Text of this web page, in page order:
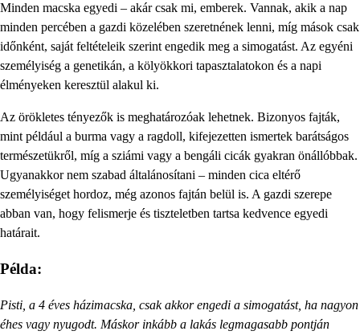
Minden macska egyedi – akár csak mi, emberek. Vannak, akik a nap
minden percében a gazdi közelében szeretnének lenni, míg mások csak
időnként, saját feltételeik szerint engedik meg a simogatást. Az egyéni
személyiség a genetikán, a kölyökkori tapasztalatokon és a napi
élményeken keresztül alakul ki.
Az örökletes tényezők is meghatározóak lehetnek. Bizonyos fajták,
mint például a burma vagy a ragdoll, kifejezetten ismertek barátságos
természetükről, míg a sziámi vagy a bengáli cicák gyakran önállóbbak.
Ugyanakkor nem szabad általánosítani – minden cica eltérő
személyiséget hordoz, még azonos fajtán belül is. A gazdi szerepe
abban van, hogy felismerje és tiszteletben tartsa kedvence egyedi
határait.
Példa:
Pisti, a 4 éves házimacska, csak akkor engedi a simogatást, ha nagyon
éhes vagy nyugodt. Máskor inkább a lakás legmagasabb pontján